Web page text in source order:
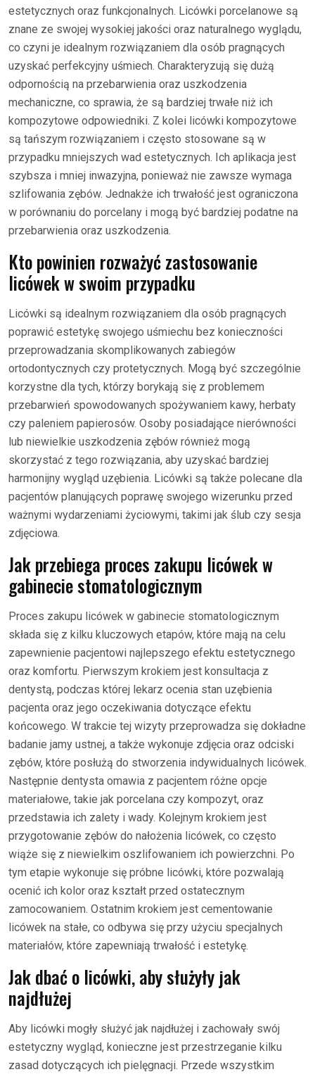
estetycznych oraz funkcjonalnych. Licówki porcelanowe są
znane ze swojej wysokiej jakości oraz naturalnego wyglądu,
co czyni je idealnym rozwiązaniem dla osób pragnących
uzyskać perfekcyjny uśmiech. Charakteryzują się dużą
odpornością na przebarwienia oraz uszkodzenia
mechaniczne, co sprawia, że są bardziej trwałe niż ich
kompozytowe odpowiedniki. Z kolei licówki kompozytowe
są tańszym rozwiązaniem i często stosowane są w
przypadku mniejszych wad estetycznych. Ich aplikacja jest
szybsza i mniej inwazyjna, ponieważ nie zawsze wymaga
szlifowania zębów. Jednakże ich trwałość jest ograniczona
w porównaniu do porcelany i mogą być bardziej podatne na
przebarwienia oraz uszkodzenia.
Kto powinien rozważyć zastosowanie
licówek w swoim przypadku
Licówki są idealnym rozwiązaniem dla osób pragnących
poprawić estetykę swojego uśmiechu bez konieczności
przeprowadzania skomplikowanych zabiegów
ortodontycznych czy protetycznych. Mogą być szczególnie
korzystne dla tych, którzy borykają się z problemem
przebarwień spowodowanych spożywaniem kawy, herbaty
czy paleniem papierosów. Osoby posiadające nierówności
lub niewielkie uszkodzenia zębów również mogą
skorzystać z tego rozwiązania, aby uzyskać bardziej
harmonijny wygląd uzębienia. Licówki są także polecane dla
pacjentów planujących poprawę swojego wizerunku przed
ważnymi wydarzeniami życiowymi, takimi jak ślub czy sesja
zdjęciowa.
Jak przebiega proces zakupu licówek w
gabinecie stomatologicznym
Proces zakupu licówek w gabinecie stomatologicznym
składa się z kilku kluczowych etapów, które mają na celu
zapewnienie pacjentowi najlepszego efektu estetycznego
oraz komfortu. Pierwszym krokiem jest konsultacja z
dentystą, podczas której lekarz ocenia stan uzębienia
pacjenta oraz jego oczekiwania dotyczące efektu
końcowego. W trakcie tej wizyty przeprowadza się dokładne
badanie jamy ustnej, a także wykonuje zdjęcia oraz odciski
zębów, które posłużą do stworzenia indywidualnych licówek.
Następnie dentysta omawia z pacjentem różne opcje
materiałowe, takie jak porcelana czy kompozyt, oraz
przedstawia ich zalety i wady. Kolejnym krokiem jest
przygotowanie zębów do nałożenia licówek, co często
wiąże się z niewielkim oszlifowaniem ich powierzchni. Po
tym etapie wykonuje się próbne licówki, które pozwalają
ocenić ich kolor oraz kształt przed ostatecznym
zamocowaniem. Ostatnim krokiem jest cementowanie
licówek na stałe, co odbywa się przy użyciu specjalnych
materiałów, które zapewniają trwałość i estetykę.
Jak dbać o licówki, aby służyły jak
najdłużej
Aby licówki mogły służyć jak najdłużej i zachowały swój
estetyczny wygląd, konieczne jest przestrzeganie kilku
zasad dotyczących ich pielęgnacji. Przede wszystkim